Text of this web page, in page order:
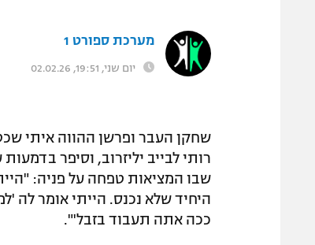
מערכת ספורט 1
יום שני, 19:51, 02.02.26
שחקן העבר ופרשן ההווה איתי
רותי לבייב יליזרוב, וסיפר
שבו המציאות טפחה על פניה:
היחיד שלא נכנס. הייתי אומר לה
ככה אתה תעבוד בזבל'".